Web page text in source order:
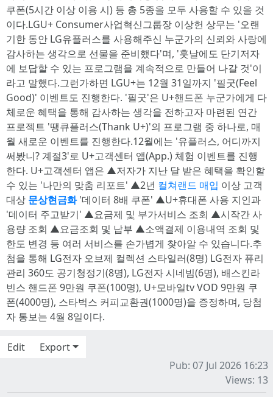
쿠폰(5시간 이상 이용 시) 등 총 5종을 모두 사용할 수 있을 것
이다.LGU+ Consumer사업혁신그룹장 이상헌 상무는 '오랜
기한 동안 LG유플러스를 사용해주신 누군가의 신뢰와 사랑에
감사하는 생각으로 선물을 준비했다'며, '훗날에도 단기저자
에 보답할 수 있는 프로그램을 계속적으로 만들어 나갈 것'이
라고 말했다.그런가하면 LGU+는 12월 31일까지 '필굿(Feel
Good)' 이벤트도 진행한다. '필굿'은 U+핸드폰 누군가에게 다
체로운 혜택을 통해 감사하는 생각을 전하고자 마련된 연간
프로젝트 '땡큐플러스(Thank U+)'의 프로그램 중 하나로, 매
월 새로운 이벤트를 진행한다.12월에는 '유플러스, 어디까지
써봤니? 계절3'로 U+고객센터 앱(App.) 체험 이벤트를 진행
한다. U+고객센터 앱은 ▲저자가 지난 달 받은 혜택을 확인할
수 있는 '나만의 맞춤 리포트' ▲2년 컬쳐랜드 매입 이상 고객
대상 문상현금화'데이터 8배 쿠폰' ▲U+휴대폰 사용 지인과
'데이터 주고받기' ▲요금제 및 부가서비스 조회 ▲시작간 사
용량 조회 ▲요금조회 및 납부 ▲소액결제 이용내역 조회 및
한도 변경 등 여러 서비스를 손가볍게 찾아알 수 있습니다.추
첨을 통해 LG전자 오브제 컬렉션 스타일러(8명) LG전자 퓨리
관리 360도 공기청정기(8명), LG전자 시네빔(6명), 배스킨라
빈스 핸드폰 9만원 쿠폰(100명), U+모바일tv VOD 9만원 쿠
폰(4000명), 스타벅스 커피교환권(1000명)을 증정하며, 당첨
자 통보는 4월 8일이다.
Edit
Export
Pub: 07 Jul 2026 16:23
Views: 13